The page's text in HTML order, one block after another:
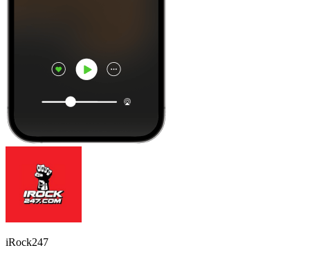
iRock247